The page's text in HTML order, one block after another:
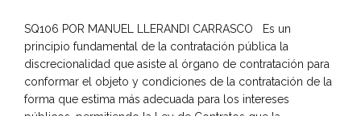
SQ106 POR MANUEL LLERANDI CARRASCO Es un
principio fundamental de la contratación pública la
discrecionalidad que asiste al órgano de contratación para
conformar el objeto y condiciones de la contratación de la
forma que estima más adecuada para los intereses